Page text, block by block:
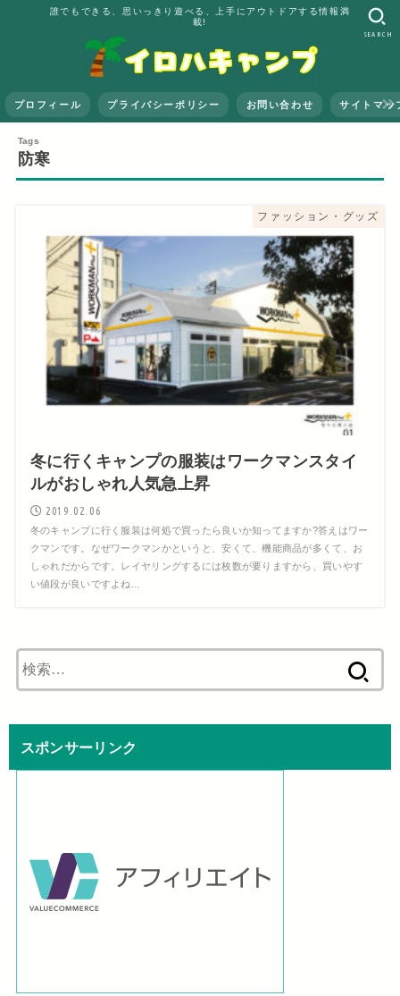
誰でもできる、思いっきり遊べる、上手にアウトドアする情報満
載!
プロフィール プライバシーポリシー お問い合わせ サイトマッ
SEARCH
防寒
ファッション・グッズ
冬に行くキャンプの服装はワークマンスタイ
ルがおしゃれ人気急上昇
2019.02.06
冬のキャンプに行く服装は何処で買ったら良いか知ってますか?答えはワー
クマンです。なぜワークマンかというと、安くて、機能商品が多くて、お
しゃれだからです。レイヤリングするには枚数が要りますから、買いやす
い値段が良いですよね...
索:
スポンサーリンク